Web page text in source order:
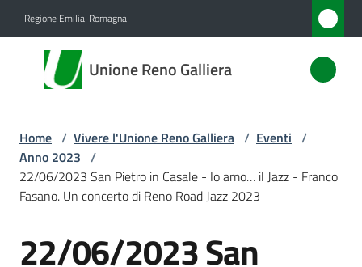
Regione Emilia-Romagna
Unione Reno Galliera
Unione
Reno
Amministrazione
Servizi
Home / Vivere l'Unione Reno Galliera / Eventi /
Anno 2023 /
22/06/2023 San Pietro in Casale - Io amo… il Jazz - Franco
Fasano. Un concerto di Reno Road Jazz 2023
Salta al contenuto
22/06/2023 San